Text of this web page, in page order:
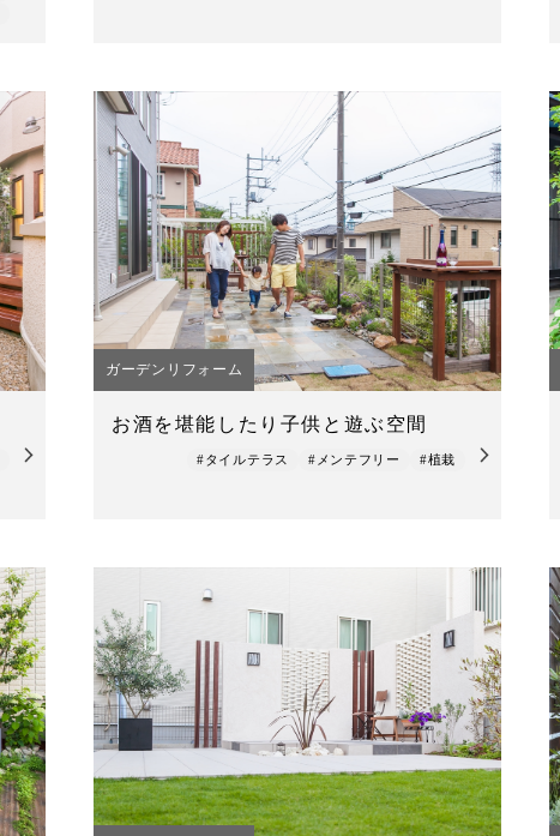
ガーデンリフォーム
お酒を堪能したり子供と遊ぶ空間
#タイルテラス #メンテフリー #植栽